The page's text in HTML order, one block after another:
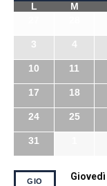
L
M
3 4
10 11
17 18
24 25
31
GIO Giovedì